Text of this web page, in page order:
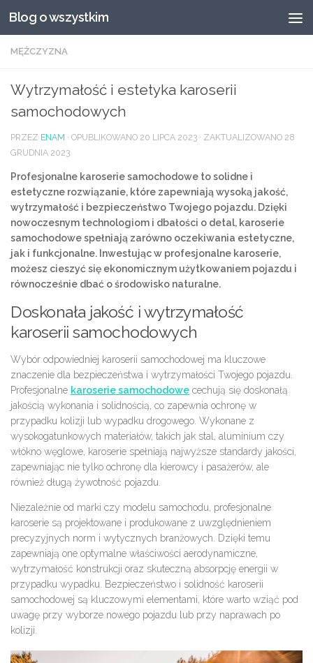
Przeskocz do treści
Blog o wszystkim
MĘŻCZYZNA
Wytrzymałość i estetyka karoserii
samochodowych
PRZEZ ENAM · OPUBLIKOWANO 20 LIPCA 2023 · ZAKTUALIZOWANO 28
GRUDNIA 2023
Profesjonalne karoserie samochodowe to solidne i
estetyczne rozwiązanie, które zapewniają wysoką jakość,
wytrzymałość i bezpieczeństwo Twojego pojazdu. Dzięki
nowoczesnym technologiom i dbałości o detal, karoserie
samochodowe spełniają zarówno oczekiwania estetyczne,
jak i funkcjonalne. Inwestując w profesjonalne karoserie,
możesz cieszyć się ekonomicznym użytkowaniem pojazdu i
równocześnie dbać o środowisko naturalne.
Doskonała jakość i wytrzymałość
karoserii samochodowych
Wybór odpowiedniej karoserii samochodowej ma kluczowe
znaczenie dla bezpieczeństwa i wytrzymałości Twojego pojazdu.
Profesjonalne karoserie samochodowe cechują się doskonałą
jakością wykonania i solidnością, co zapewnia ochronę w
przypadku kolizji lub wypadku drogowego. Wykonane z
wysokogatunkowych materiałów, takich jak stal, aluminium czy
włókno węglowe, karoserie spełniają najwyższe standardy jakości,
zapewniając nie tylko ochronę dla kierowcy i pasażerów, ale
również długą żywotność pojazdu.
Niezależnie od marki czy modelu samochodu, profesjonalne
karoserie są projektowane i produkowane z uwzględnieniem
precyzyjnych norm i wytycznych branżowych. Dzięki temu
zapewniają one optymalne właściwości aerodynamiczne,
wytrzymałość konstrukcji oraz skuteczną absorpcję energii w
przypadku wypadku. Bezpieczeństwo i solidność karoserii
samochodowej są kluczowymi elementami, które warto wziąć pod
uwagę przy wyborze nowego pojazdu lub przy naprawach po
kolizji.